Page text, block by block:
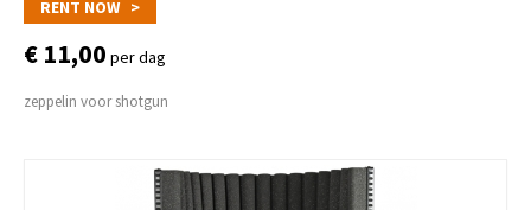
RENT NOW >
€ 11,00 per dag
zeppelin voor shotgun